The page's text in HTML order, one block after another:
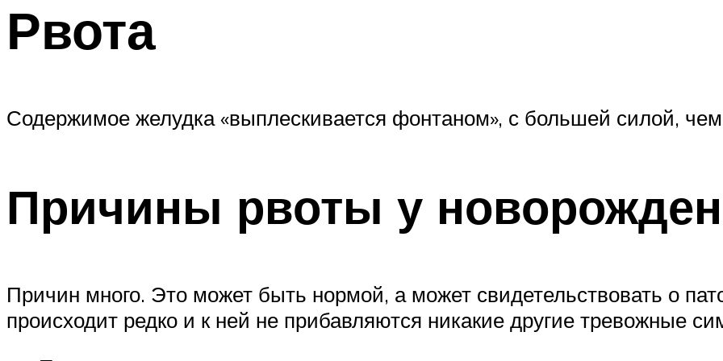
Рвота
Содержимое желудка «выплескивается фонтаном», с большей силой,
Причины рвоты у
Причин много. Это может быть нормой, а может свидетельствовать о
происходит редко и к ней не прибавляются никакие другие тревожные